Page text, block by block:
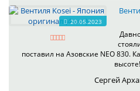
20.05.2023
поставил на Азовские NEO 830.
Сергей